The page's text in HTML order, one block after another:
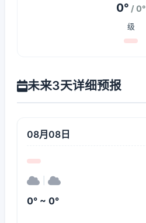
0° / 0°
级
未来3天详细预报
08月08日
0° ~ 0°